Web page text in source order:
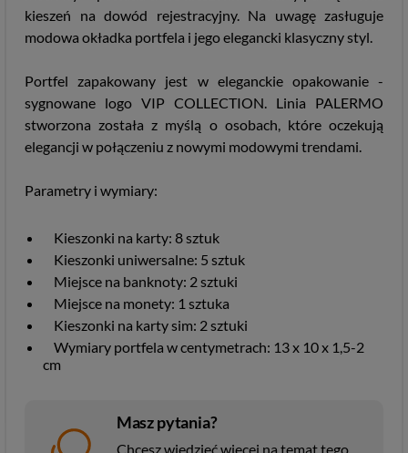
kieszeń na dowód rejestracyjny. Na uwagę zasługuje
modowa okładka portfela i jego elegancki klasyczny styl.
Portfel zapakowany jest w eleganckie opakowanie -
sygnowane logo VIP COLLECTION. Linia PALERMO
stworzona została z myślą o osobach, które oczekują
elegancji w połączeniu z nowymi modowymi trendami.
Parametry i wymiary:
Kieszonki na karty: 8 sztuk
Kieszonki uniwersalne: 5 sztuk
Miejsce na banknoty: 2 sztuki
Miejsce na monety: 1 sztuka
Kieszonki na karty sim: 2 sztuki
Wymiary portfela w centymetrach: 13 x 10 x 1,5-2
cm
Masz pytania?
Chcesz wiedzieć więcej na temat tego